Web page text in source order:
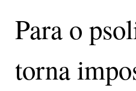
Para o
torna